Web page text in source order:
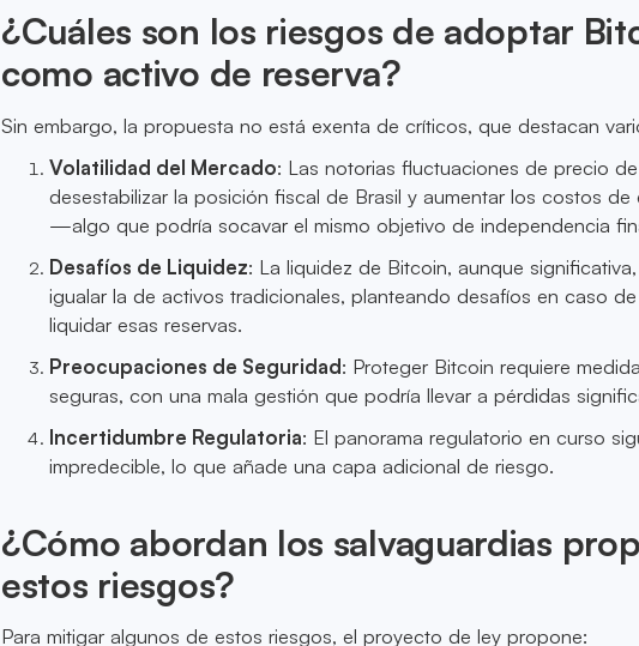
¿Cuáles son los riesgos de adoptar
como activo de reserva?
Sin embargo, la propuesta no está exenta de críticos, que destacan
Volatilidad del Mercado: Las notorias fluctuaciones de precio
desestabilizar la posición fiscal de Brasil y aumentar los costos de
—algo que podría socavar el mismo objetivo de independencia
Desafíos de Liquidez: La liquidez de Bitcoin, aunque
igualar la de activos tradicionales, planteando desafíos en caso
liquidar esas reservas.
Preocupaciones de Seguridad: Proteger Bitcoin requiere
seguras, con una mala gestión que podría llevar a pérdidas
Incertidumbre Regulatoria: El panorama regulatorio en curso
impredecible, lo que añade una capa adicional de riesgo.
¿Cómo abordan los salvaguardias
estos riesgos?
Para mitigar algunos de estos riesgos, el proyecto de ley propone: